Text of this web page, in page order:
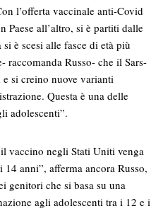
l’offerta vaccinale anti-Covid
Paese all’altro, si è partiti dalle
è scesi alle fasce di età più
Russo- che il Sars-
si creino nuove varianti
Questa è una delle
adolescenti”.
vaccino negli Stati Uniti venga
anni”, afferma ancora Russo,
genitori che si basa su una
agli adolescenti tra i 12 e i